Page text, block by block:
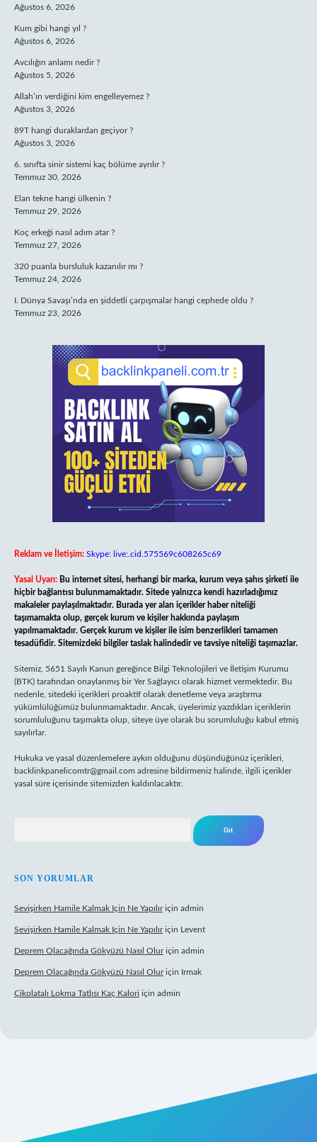
Ağustos 6, 2026
Kum gibi hangi yıl ?
Ağustos 6, 2026
Avcılığın anlamı nedir ?
Ağustos 5, 2026
Allah’ın verdiğini kim engelleyemez ?
Ağustos 3, 2026
89T hangi duraklardan geçiyor ?
Ağustos 3, 2026
6. sınıfta sinir sistemi kaç bölüme ayrılır ?
Temmuz 30, 2026
Elan tekne hangi ülkenin ?
Temmuz 29, 2026
Koç erkeği nasıl adım atar ?
Temmuz 27, 2026
320 puanla bursluluk kazanılır mı ?
Temmuz 24, 2026
I. Dünya Savaşı’nda en şiddetli çarpışmalar hangi cephede oldu ?
Temmuz 23, 2026
Reklam ve İletişim: Skype: live:.cid.575569c608265c69
Yasal Uyarı: Bu internet sitesi, herhangi bir marka, kurum veya şahıs şirketi ile
hiçbir bağlantısı bulunmamaktadır. Sitede yalnızca kendi hazırladığımız
makaleler paylaşılmaktadır. Burada yer alan içerikler haber niteliği
taşımamakta olup, gerçek kurum ve kişiler hakkında paylaşım
yapılmamaktadır. Gerçek kurum ve kişiler ile isim benzerlikleri tamamen
tesadüfidir. Sitemizdeki bilgiler taslak halindedir ve tavsiye niteliği taşımazlar.
Sitemiz, 5651 Sayılı Kanun gereğince Bilgi Teknolojileri ve İletişim Kurumu
(BTK) tarafından onaylanmış bir Yer Sağlayıcı olarak hizmet vermektedir. Bu
nedenle, sitedeki içerikleri proaktif olarak denetleme veya araştırma
yükümlülüğümüz bulunmamaktadır. Ancak, üyelerimiz yazdıkları içeriklerin
sorumluluğunu taşımakta olup, siteye üye olarak bu sorumluluğu kabul etmiş
sayılırlar.
Hukuka ve yasal düzenlemelere aykırı olduğunu düşündüğünüz içerikleri,
backlinkpanelicomtr@gmail.com adresine bildirmeniz halinde, ilgili içerikler
yasal süre içerisinde sitemizden kaldırılacaktır.
SON YORUMLAR
Sevişirken Hamile Kalmak Için Ne Yapılıriçin admin
Sevişirken Hamile Kalmak Için Ne Yapılıriçin Levent
Deprem Olacağında Gökyüzü Nasıl Oluriçin admin
Deprem Olacağında Gökyüzü Nasıl Oluriçin Irmak
Çikolatalı Lokma Tatlısı Kaç Kalori için admin